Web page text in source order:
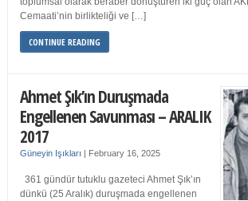
Cemaati’nin birlikteliği ve […]
CONTINUE READING
Ahmet Şık’ın Duruşmada
Engellenen Savunması – ARALIK
2017
Güneyin Işıkları | February 16, 2025
361 gündür tutuklu gazeteci Ahmet Şık’ın
dünkü (25 Aralık) duruşmada engellenen